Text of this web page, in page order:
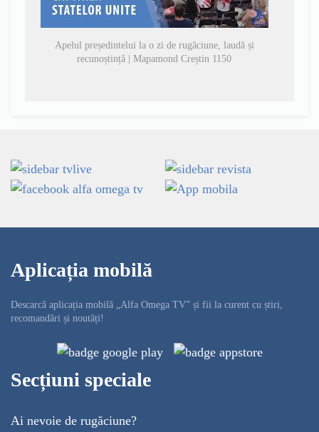
Apelul președintelui la o zi de rugăciune, laudă și
recunoștință | Mapamond Creștin 1150
Aplicația mobilă
Descarcă aplicația mobilă „Alfa Omega TV” și fii la curent cu știri,
recomandări și noutăți!
Secțiuni speciale
Ai nevoie de rugăciune?